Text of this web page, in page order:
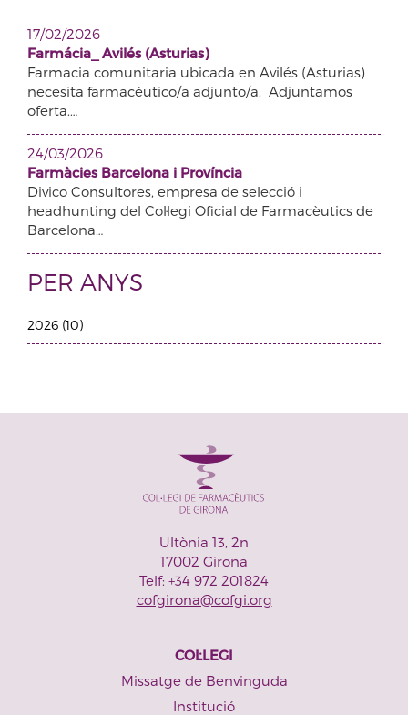
17/02/2026
Farmácia_ Avilés (Asturias)
Farmacia comunitaria ubicada en Avilés (Asturias)
necesita farmacéutico/a adjunto/a. Adjuntamos
oferta.…
24/03/2026
Farmàcies Barcelona i Província
Divico Consultores, empresa de selecció i
headhunting del Col·legi Oficial de Farmacèutics de
Barcelona…
PER ANYS
2026 (10)
Ultònia 13, 2n
17002 Girona
Telf: +34 972 201824
cofgirona@cofgi.org
COL·LEGI
Missatge de Benvinguda
Institució